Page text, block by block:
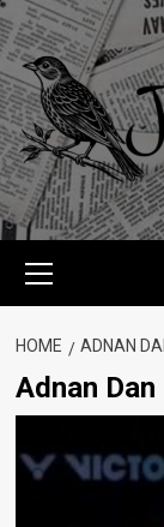
Skip
to
content
Menu
HOME ADNAN
Adnan Dan